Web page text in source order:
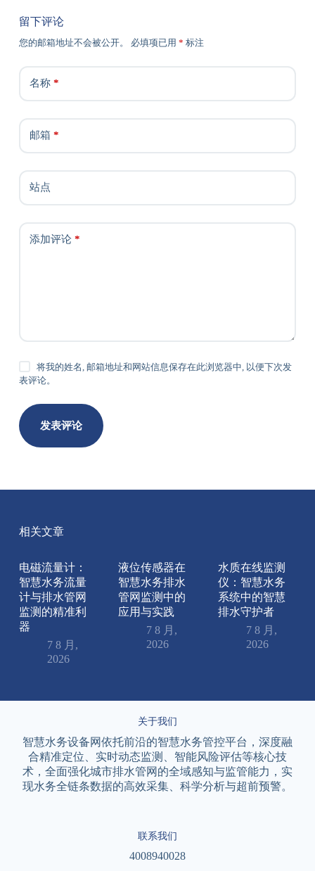
留下评论
您的邮箱地址不会被公开。 必填项已用 * 标注
名称*
邮箱 *
站点
添加评论*
将我的姓名, 邮箱地址和网站信息保存在此浏览器中, 以便下次发
表评论。
发表评论
相关文章
电磁流量计：
智慧水务流量
计与排水管网
监测的精准利
器
7 8 月,
2026
液位传感器在
智慧水务排水
管网监测中的
应用与实践
7 8 月,
2026
水质在线监测
仪：智慧水务
系统中的智慧
排水守护者
7 8 月,
2026
关于我们
智慧水务设备网依托前沿的智慧水务管控平台，深度融
合精准定位、实时动态监测、智能风险评估等核心技
术，全面强化城市排水管网的全域感知与监管能力，实
现水务全链条数据的高效采集、科学分析与超前预警。
联系我们
4008940028